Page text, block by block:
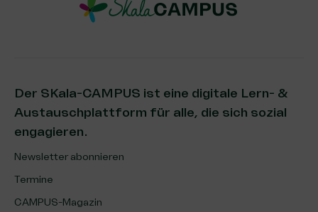
Der SKala-CAMPUS ist eine digitale Lern- &
Austauschplattform für alle, die sich sozial
engagieren.
Newsletter abonnieren
Termine
CAMPUS-Magazin